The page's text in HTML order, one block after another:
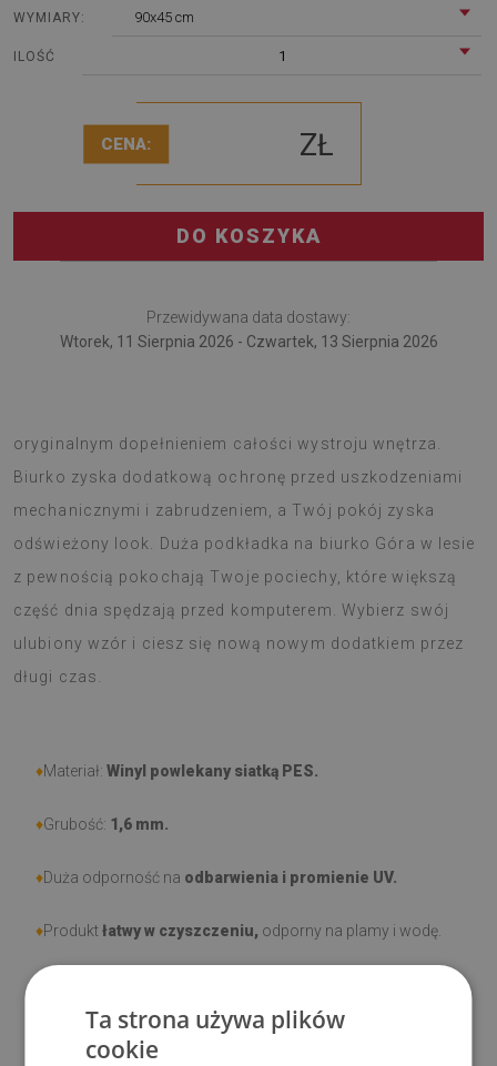
WYMIARY: 90x45 cm
ILOŚĆ 1
CENA: ZŁ
DO KOSZYKA
Przewidywana data dostawy:
Wtorek, 11 Sierpnia 2026 - Czwartek, 13 Sierpnia 2026
oryginalnym dopełnieniem całości wystroju wnętrza.
Biurko zyska dodatkową ochronę przed uszkodzeniami
mechanicznymi i zabrudzeniem, a Twój pokój zyska
odświeżony look. Duża podkładka na biurko Góra w lesie
z pewnością pokochają Twoje pociechy, które większą
część dnia spędzają przed komputerem. Wybierz swój
ulubiony wzór i ciesz się nową nowym dodatkiem przez
długi czas.
♦Materiał: Winyl powlekany siatką PES.
♦Grubość: 1,6 mm.
♦Duża odporność na odbarwienia i promienie UV.
♦Produktłatwy w czyszczeniu, odporny na plamy i wodę.
użytkowaniu wynikające z upływu czasu (np. przetarcia) nie
podlegają reklamacjom.
Ta strona używa plików
cookie